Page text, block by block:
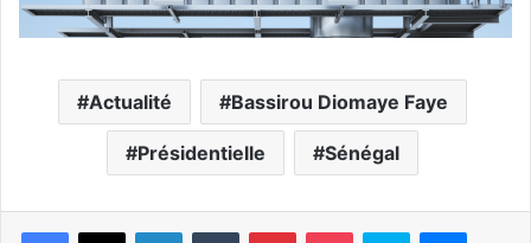
Actualité Bassirou Diomaye Faye
Présidentielle Sénégal
Facebook
X LinkedinTumblr PinterestPocket Skype